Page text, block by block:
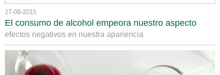
27-08-2015
El consumo de alcohol empeora nuestro aspecto
efectos negativos en nuestra apariencia